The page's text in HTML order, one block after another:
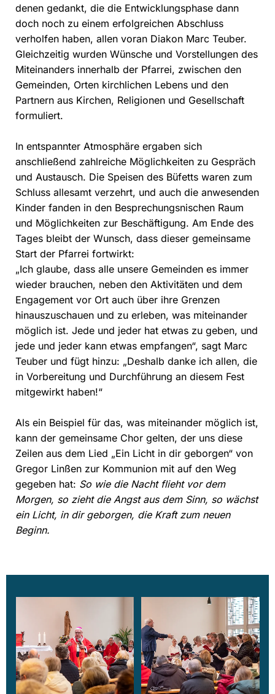
denen gedankt, die die Entwicklungsphase dann
doch noch zu einem erfolgreichen Abschluss
verholfen haben, allen voran Diakon Marc Teuber.
Gleichzeitig wurden Wünsche und Vorstellungen des
Miteinanders innerhalb der Pfarrei, zwischen den
Gemeinden, Orten kirchlichen Lebens und den
Partnern aus Kirchen, Religionen und Gesellschaft
formuliert.
In entspannter Atmosphäre ergaben sich
anschließend zahlreiche Möglichkeiten zu Gespräch
und Austausch. Die Speisen des Büfetts waren zum
Schluss allesamt verzehrt, und auch die anwesenden
Kinder fanden in den Besprechungsnischen Raum
und Möglichkeiten zur Beschäftigung. Am Ende des
Tages bleibt der Wunsch, dass dieser gemeinsame
Start der Pfarrei fortwirkt:
„Ich glaube, dass alle unsere Gemeinden es immer
wieder brauchen, neben den Aktivitäten und dem
Engagement vor Ort auch über ihre Grenzen
hinauszuschauen und zu erleben, was miteinander
möglich ist. Jede und jeder hat etwas zu geben, und
jede und jeder kann etwas empfangen“, sagt Marc
Teuber und fügt hinzu: „Deshalb danke ich allen, die
in Vorbereitung und Durchführung an diesem Fest
mitgewirkt haben!“
Als ein Beispiel für das, was miteinander möglich ist,
kann der gemeinsame Chor gelten, der uns diese
Zeilen aus dem Lied „Ein Licht in dir geborgen“ von
Gregor Linßen zur Kommunion mit auf den Weg
gegeben hat: So wie die Nacht flieht vor dem
Morgen, so zieht die Angst aus dem Sinn, so wächst
ein Licht, in dir geborgen, die Kraft zum neuen
Beginn.